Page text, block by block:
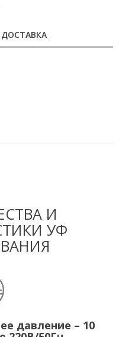
ДОСТАВКА
И
УФ
давление – 10